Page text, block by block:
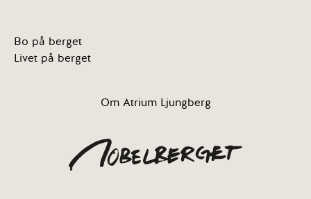
Bo på berget
Livet på berget
Om Atrium Ljungberg